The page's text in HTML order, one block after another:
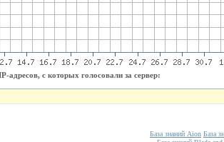
адресов, с которых голосовали за сервер:
База знаний Aion База